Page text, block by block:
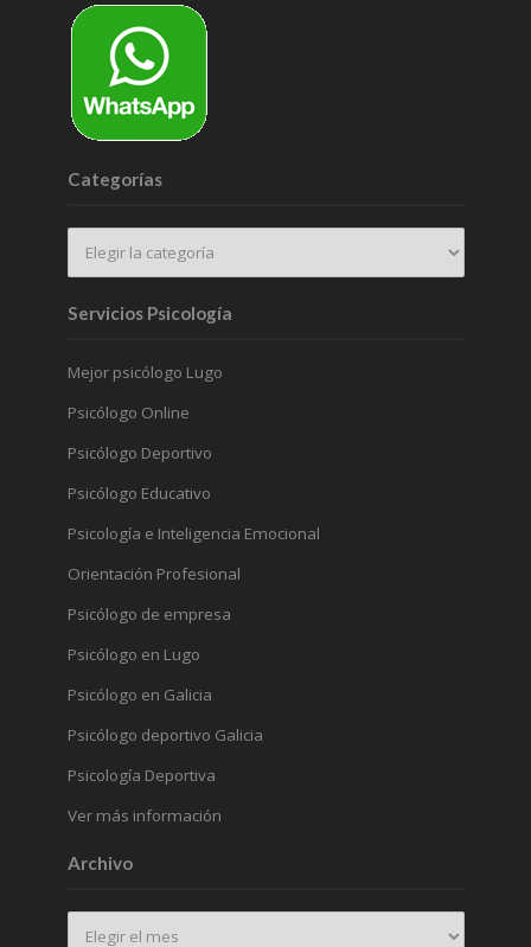
Categorías
Servicios Psicología
Mejor psicólogo Lugo
Psicólogo Online
Psicólogo Deportivo
Psicólogo Educativo
Psicología e Inteligencia Emocional
Orientación Profesional
Psicólogo de empresa
Psicólogo en Lugo
Psicólogo en Galicia
Psicólogo deportivo Galicia
Psicología Deportiva
Ver más información
Archivo
Archivo